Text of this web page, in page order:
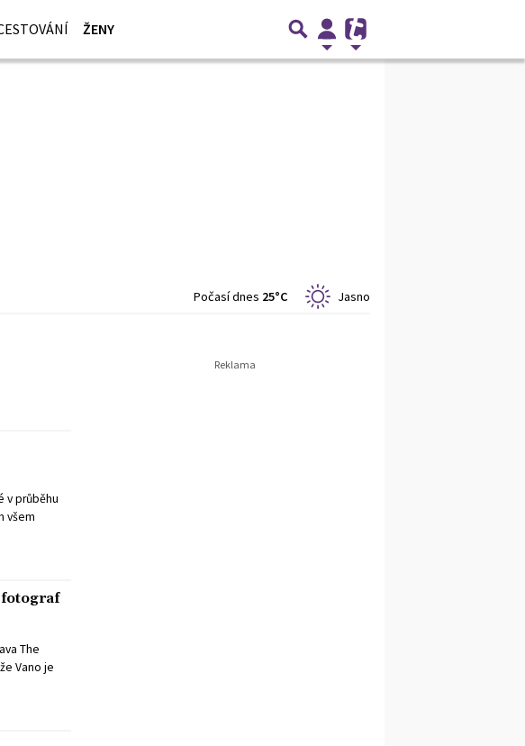
ŽENY
Počasí dnes 25°C Jasno
v průběhu
všem
The
Vano je